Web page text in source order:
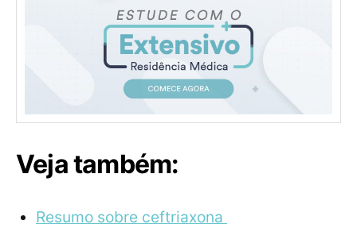
Veja também:
Resumo sobre ceftriaxona